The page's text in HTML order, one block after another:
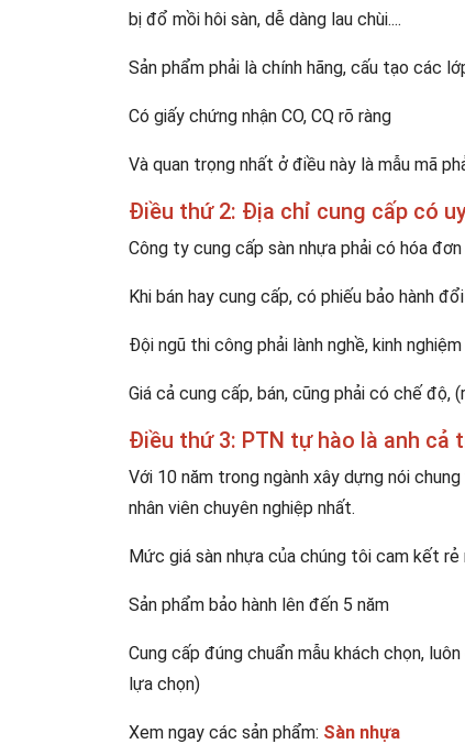
bị đổ mồi hôi sàn, dễ dàng lau chùi....
Sản phẩm phải là chính hãng, cấu tạo các
Có giấy chứng nhận CO, CQ rõ ràng
Và quan trọng nhất ở điều này là mẫu mã
Điều thứ 2: Địa chỉ cung cấp có
Công ty cung cấp sàn nhựa phải có hóa
Khi bán hay cung cấp, có phiếu bảo hành
Đội ngũ thi công phải lành nghề, kinh
Giá cả cung cấp, bán, cũng phải có chế độ,
Điều thứ 3: PTN tự hào là anh cả
Với 10 năm trong ngành xây dựng nói
nhân viên chuyên nghiệp nhất.
Mức giá sàn nhựa của chúng tôi cam kết
Sản phẩm bảo hành lên đến 5 năm
Cung cấp đúng chuẩn mẫu khách chọn,
lựa chọn)
Xem ngay các sản phẩm: Sàn nhựa